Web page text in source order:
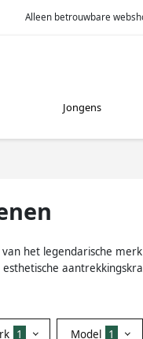
Alleen betrouwbare
Jongens
het legendarische
1 Model 1